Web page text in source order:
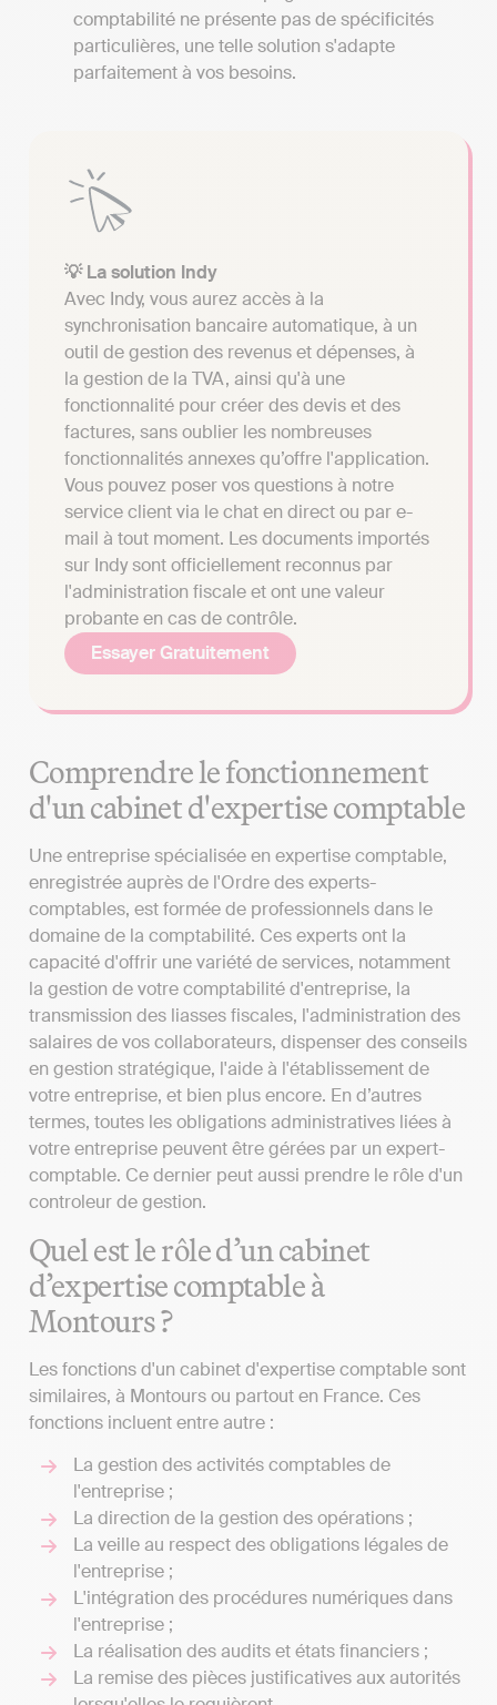
comptabilité ne présente pas de spécificités
particulières, une telle solution s'adapte
parfaitement à vos besoins.
💡 La solution Indy
Avec Indy, vous aurez accès à la
synchronisation bancaire automatique, à un
outil de gestion des revenus et dépenses, à
la gestion de la TVA, ainsi qu'à une
fonctionnalité pour créer des devis et des
factures, sans oublier les nombreuses
fonctionnalités annexes qu’offre l'application.
Vous pouvez poser vos questions à notre
service client via le chat en direct ou par e-
mail à tout moment. Les documents importés
sur Indy sont officiellement reconnus par
l'administration fiscale et ont une valeur
probante en cas de contrôle.
Essayer Gratuitement
Comprendre le fonctionnement
d'un cabinet d'expertise comptable
Une entreprise spécialisée en expertise comptable,
enregistrée auprès de l'Ordre des experts-
comptables, est formée de professionnels dans le
domaine de la comptabilité. Ces experts ont la
capacité d'offrir une variété de services, notamment
la gestion de votre comptabilité d'entreprise, la
transmission des liasses fiscales, l'administration des
salaires de vos collaborateurs, dispenser des conseils
en gestion stratégique, l'aide à l'établissement de
votre entreprise, et bien plus encore. En d’autres
termes, toutes les obligations administratives liées à
votre entreprise peuvent être gérées par un expert-
comptable. Ce dernier peut aussi prendre le rôle d'un
controleur de gestion.
Quel est le rôle d’un cabinet
d’expertise comptable à
Montours ?
Les fonctions d'un cabinet d'expertise comptable sont
similaires, à Montours ou partout en France. Ces
fonctions incluent entre autre :
La gestion des activités comptables de
l'entreprise ;
La direction de la gestion des opérations ;
La veille au respect des obligations légales de
l'entreprise ;
L'intégration des procédures numériques dans
l'entreprise ;
La réalisation des audits et états financiers ;
La remise des pièces justificatives aux autorités